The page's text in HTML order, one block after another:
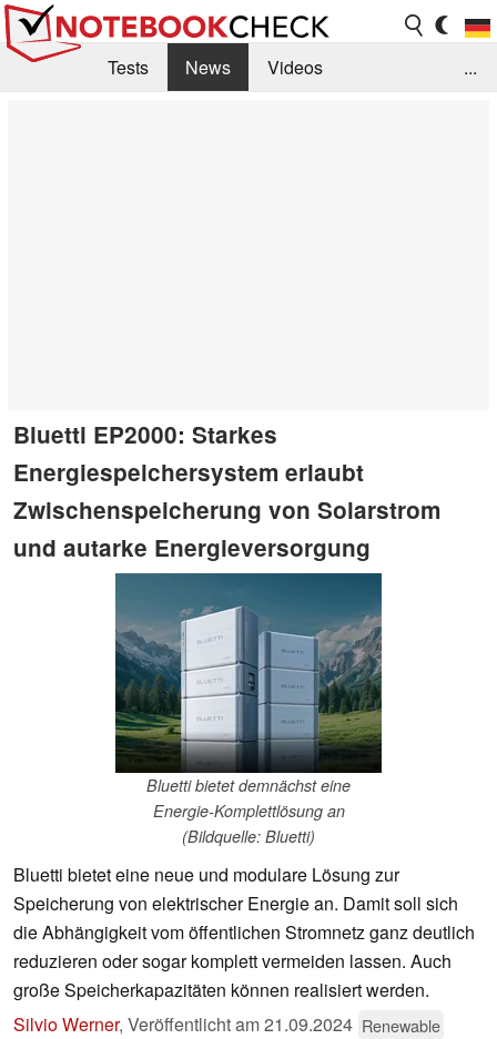
Tests News
Videos
...
Bluetti EP2000: Starkes
Energiespeichersystem erlaubt
Zwischenspeicherung von Solarstrom
und autarke Energieversorgung
Bluetti bietet demnächst eine
Energie-Komplettlösung an
(Bildquelle: Bluetti)
Bluetti bietet eine neue und modulare Lösung zur
Speicherung von elektrischer Energie an. Damit soll sich
die Abhängigkeit vom öffentlichen Stromnetz ganz deutlich
reduzieren oder sogar komplett vermeiden lassen. Auch
große Speicherkapazitäten können realisiert werden.
Silvio Werner, Veröffentlicht am21.09.2024 Renewable